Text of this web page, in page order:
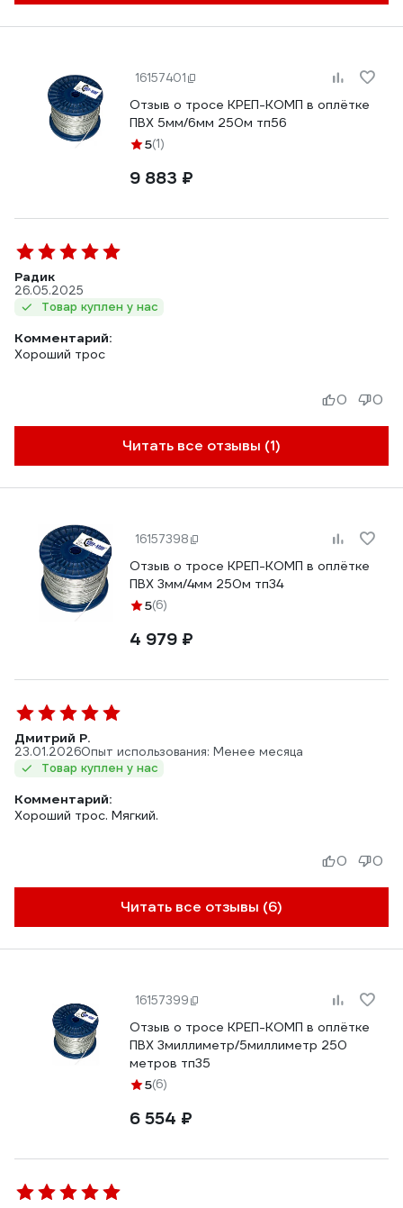
16157401
Отзыв о тросе КРЕП-КОМП в оплётке
ПВХ 5мм/6мм 250м тп56
5(1)
9 883 ₽
Радик
26.05.2025
Товар куплен у нас
Комментарий:
Хороший трос
Читать все отзывы (1)
0 0
16157398
Отзыв о тросе КРЕП-КОМП в оплётке
ПВХ 3мм/4мм 250м тп34
5(6)
4 979 ₽
Дмитрий Р.
23.01.2026Опыт использования: Менее месяца
Товар куплен у нас
Комментарий:
Хороший трос. Мягкий.
Читать все отзывы (6)
0 0
16157399
Отзыв о тросе КРЕП-КОМП в оплётке
ПВХ 3миллиметр/5миллиметр 250
метров тп35
5(6)
6 554 ₽